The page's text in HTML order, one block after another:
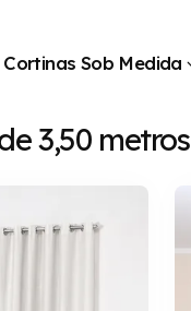
Cortinas Sob Medida
3,50 metros